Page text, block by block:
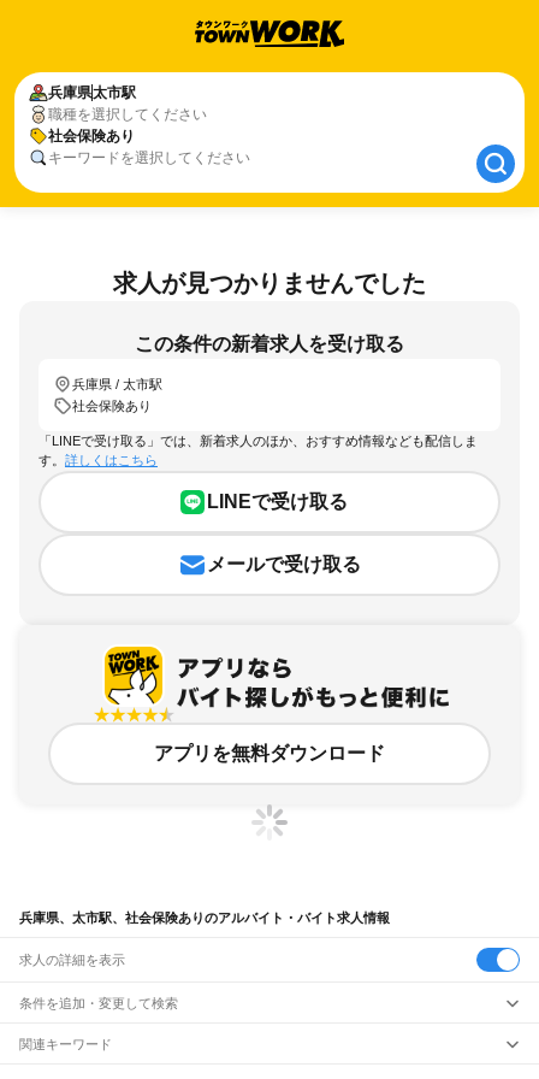
兵庫県太市駅
職種を選択してください
社会保険あり
キーワードを選択してください
兵庫県太市駅
社会保険あり
求人が見つかりませんでした
この条件の新着求人を受け取る
兵庫県 / 太市駅
社会保険あり
「LINEで受け取る」では、新着求人のほか、おすすめ情報なども配信しま
す。 詳しくはこちら
LINEで受け取る
メールで受け取る
アプリを無料ダウンロード
兵庫県、太市駅、社会保険ありのアルバイト・バイト求人情報
求人の詳細を表示
条件を追加・変更して検索
市区町村を追加・変更
関連キーワード